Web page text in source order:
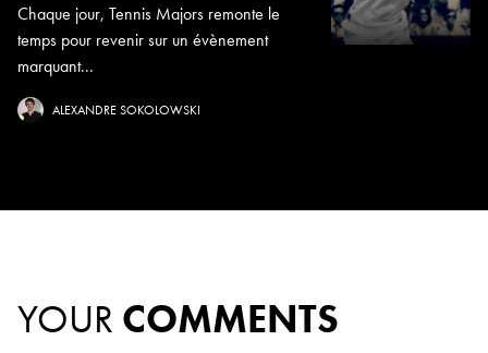
Chaque jour, Tennis Majors remonte le
temps pour revenir sur un évènement
marquant...
ALEXANDRE SOKOLOWSKI
YOUR COMMENTS